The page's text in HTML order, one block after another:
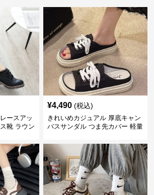
ースアッ
靴 ラウン
ズ
¥4,490 (税込)
きれいめカジュアル 厚底キャン
バスサンダル つま先カバー 軽量
アルシューズ